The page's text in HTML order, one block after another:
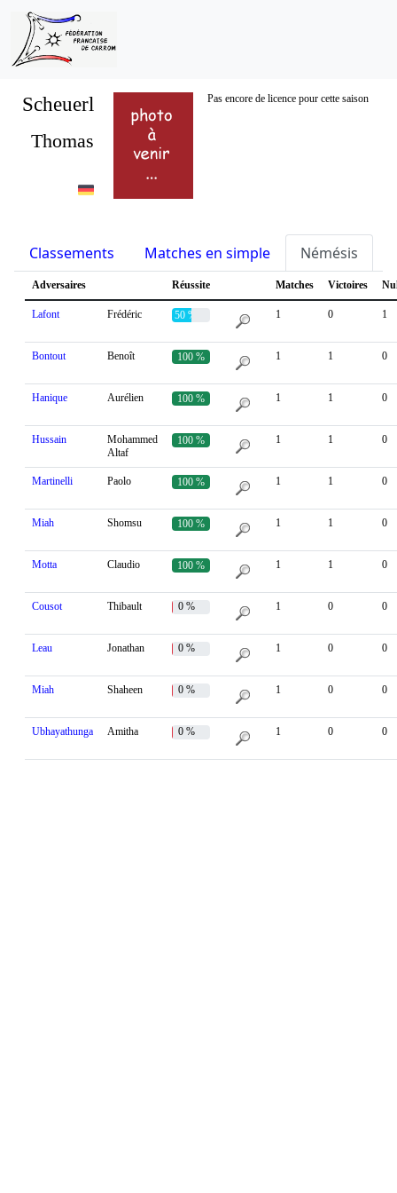
Scheuerl Pas encore de licence pour cette saison
Thomas
Classements Matches en simple Némésis
Adversaires Réussite Matches Victoires
Lafont Frédéric 50 % 1 0 1
Bontout Benoît 100 % 1 1 0
Hanique Aurélien 100 % 1 1 0
Hussain
Mohammed
Altaf
100 % 1 1 0
Martinelli Paolo 100 % 1 1 0
Miah Shomsu 100 % 1 1 0
Motta Claudio 100 % 1 1 0
Cousot Thibault 0 % 1 0 0
Leau Jonathan 0 % 1 0 0
Miah Shaheen 0 % 1 0 0
Ubhayathunga Amitha 0 % 1 0 0